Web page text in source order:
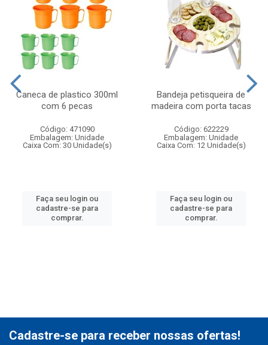
Caneca de plastico 300ml
com 6 pecas
Código: 471090
Embalagem: Unidade
Caixa Com: 30 Unidade(s)
Faça seu login ou
cadastre-se para
comprar.
Bandeja petisqueira de
madeira com porta tacas
Código: 622229
Embalagem: Unidade
Caixa Com: 12 Unidade(s)
Faça seu login ou
cadastre-se para
comprar.
Cadastre-se para receber nossas ofertas!